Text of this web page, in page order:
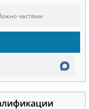
частями